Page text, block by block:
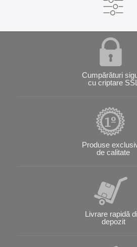
Cumpărături
cu criptare SSL
Produse
de calitate
Livrare rapidă
depozit